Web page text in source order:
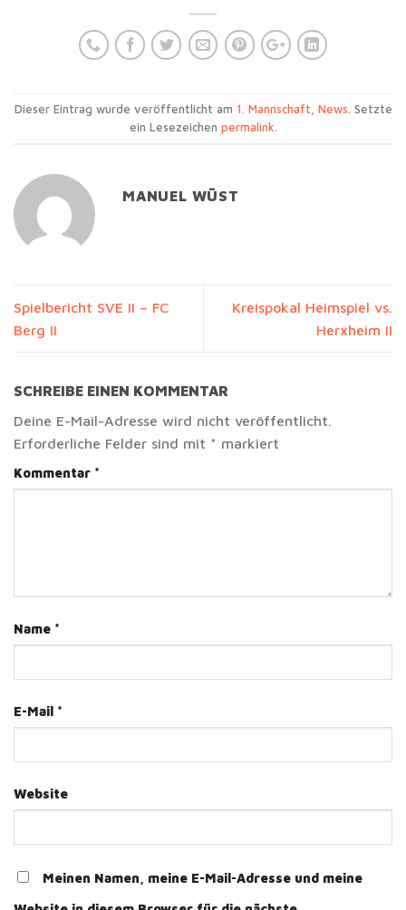
Dieser Eintrag wurde veröffentlicht am 1. Mannschaft News. Setzte
ein Lesezeichen permalink.
MANUEL WÜST
Spielbericht SVE II – FC
Berg II
Kreispokal Heimspiel vs.
Herxheim II
SCHREIBE EINEN KOMMENTAR
Deine E-Mail-Adresse wird nicht veröffentlicht.
Erforderliche Felder sind mit * markiert
Kommentar *
Name *
E-Mail *
Website
Meinen Namen, meine E-Mail-Adresse und meine